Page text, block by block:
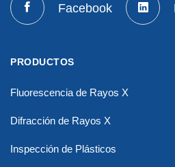
Facebook
PRODUCTOS
Fluorescencia de Rayos X
Difracción de Rayos X
Inspección de Plásticos